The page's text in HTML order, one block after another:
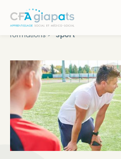
Accueil >
Nos
formations >
Diplôme d'État
Jeunesse de
Sport